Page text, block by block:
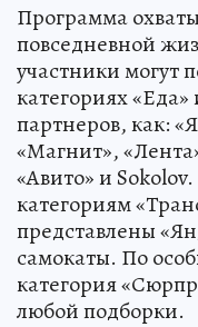
Программа
повседневной
участники могут
категориях
партнеров, как:
«Магнит»,
«Авито» и
категориям
представлены
самокаты. По
категория
любой подборки.